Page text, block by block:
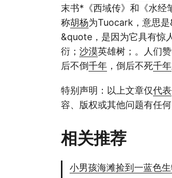
末书*《西域传》和《水经
称胡杨为Tuocark，意思
&quote，是因为它具有惊
衍； 沙漠英雄树；。人们
后不倒千年 ，倒后不死千年
特别声明：以上文章仅代表
容、版权或其他问题有任
相关推荐
小男孩海滩捡到一蓝色